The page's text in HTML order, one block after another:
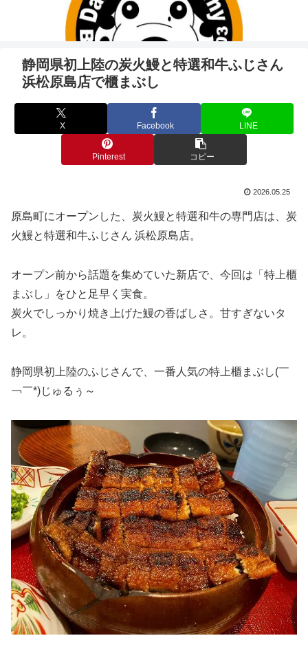
静岡県初上陸の炭火鰻と特選和牛ふじさん
浜松原島店で櫃まぶし
X Facebook LINE
Pinterest コピー
2026.05.25
原島町にオープンした、炭火鰻と特選和牛の専門店は、炭
火鰻と特選和牛ふじさん 浜松原島店。
オープン前から話題を集めていた新店で、今回は「特上櫃
まぶし」をひと足早く実食。
炭火でしっかり焼き上げた鰻の香ばしさ。甘すぎないタ
レ。
静岡県初上陸のふじさんで、一番人気の特上櫃まぶし(￣
￢￣*)じゅるぅ～